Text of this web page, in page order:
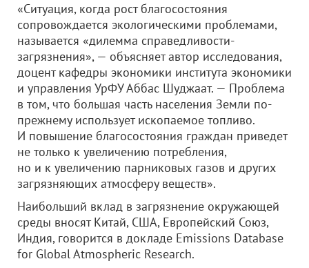
«Ситуация, когда рост благосостояния
сопровождается экологическими проблемами,
называется «дилемма справедливости-
загрязнения», — объясняет автор исследования,
доцент кафедры экономики института экономики
и управления УрФУ Аббас Шуджаат. — Проблема
в том, что большая часть населения Земли по-
прежнему использует ископаемое топливо.
И повышение благосостояния граждан приведет
не только к увеличению потребления,
но и к увеличению парниковых газов и других
загрязняющих атмосферу веществ».
Наибольший вклад в загрязнение окружающей
среды вносят Китай, США, Европейский Союз,
Индия, говорится в докладе Emissions Database
for Global Atmospheric Research.